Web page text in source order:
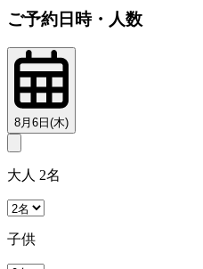
ご予約日時・人数
8月6日(木)
大人 2名
子供